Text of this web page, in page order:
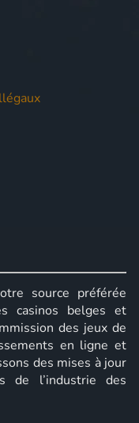
source préférée
casinos belges et
des jeux de
en ligne et
des mises à jour
de l’industrie des